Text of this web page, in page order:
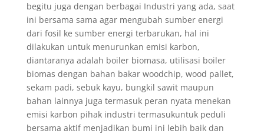
begitu juga dengan berbagai Industri yang ada, saat
ini bersama sama agar mengubah sumber energi
dari fosil ke sumber energi terbarukan, hal ini
dilakukan untuk menurunkan emisi karbon,
diantaranya adalah boiler biomasa, utilisasi boiler
biomas dengan bahan bakar woodchip, wood pallet,
sekam padi, sebuk kayu, bungkil sawit maupun
bahan lainnya juga termasuk peran nyata menekan
emisi karbon pihak industri termasukuntuk peduli
bersama aktif menjadikan bumi ini lebih baik dan